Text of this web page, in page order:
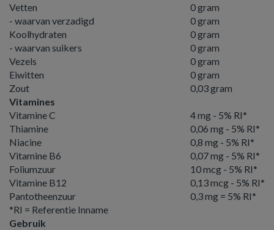
Vetten
0 gram
- waarvan verzadigd
0 gram
Koolhydraten
0 gram
- waarvan suikers
0 gram
Vezels
0 gram
Eiwitten
0 gram
Zout
0,03 gram
Vitamines
Vitamine C
4 mg - 5% RI*
Thiamine
0,06 mg - 5% RI*
Niacine
0,8 mg - 5% RI*
Vitamine B6
0,07 mg - 5% RI*
Foliumzuur
10 mcg - 5% RI*
Vitamine B12
0,13 mcg - 5% RI*
Pantotheenzuur
0,3 mg = 5% RI*
*RI = Referentie Inname
Gebruik